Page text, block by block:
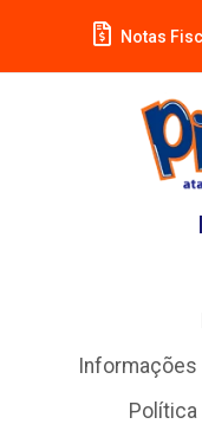
Notas
Política